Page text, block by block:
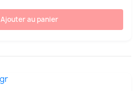
Ajouter au panier